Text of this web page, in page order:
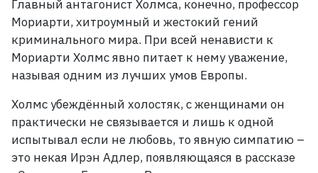
Главный антагонист Холмса, конечно, профессор
Мориарти, хитроумный и жестокий гений
криминального мира. При всей ненависти к
Мориарти Холмс явно питает к нему уважение,
называя одним из лучших умов Европы.
Холмс убеждённый холостяк, с женщинами он
практически не связывается и лишь к одной
испытывал если не любовь, то явную симпатию –
это некая Ирэн Адлер, появляющаяся в рассказе